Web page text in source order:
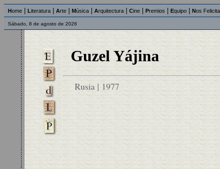
Home Literatura Arte Música Arquitectura Cine Premios Equipo Nos
Sábado, 8 de agosto de 2026
Guzel Yájina
Rusia | 1977